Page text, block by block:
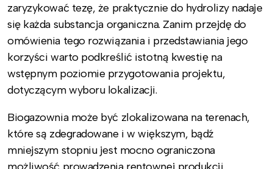
zaryzykować tezę, że praktycznie do hydrolizy nadaje
się każda substancja organiczna. Zanim przejdę do
omówienia tego rozwiązania i przedstawiania jego
korzyści warto podkreślić istotną kwestię na
wstępnym poziomie przygotowania projektu,
dotyczącym wyboru lokalizacji.
Biogazownia może być zlokalizowana na terenach,
które są zdegradowane i w większym, bądź
mniejszym stopniu jest mocno ograniczona